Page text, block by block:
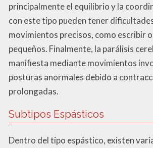
principalmente el equilibrio y la
con este tipo pueden tener
movimientos precisos, como escribir
pequeños. Finalmente, la parálisis
manifiesta mediante movimientos
posturas anormales debido a
prolongadas.
Subtipos Espásticos
Dentro del tipo espástico, existen